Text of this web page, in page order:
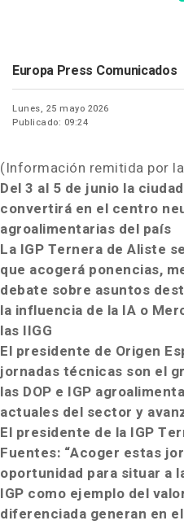
Europa Press Comunicados
Lunes, 25 mayo 2026
Publicado: 09:24
(Información remitida por
Del 3 al 5 de junio la
convertirá en el centro
agroalimentarias del país
La IGP Ternera de Aliste
que acogerá ponencias,
debate sobre asuntos
la influencia de la IA o
las IIGG
El presidente de Origen
jornadas técnicas son el
las DOP e IGP
actuales del sector y
El presidente de la IGP
Fuentes: “Acoger estas
oportunidad para situar a
IGP como ejemplo del
diferenciada generan en